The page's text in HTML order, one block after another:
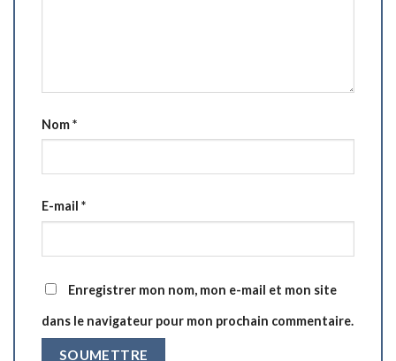
Nom*
E-mail *
Enregistrer mon nom, mon e-mail et mon site
dans le navigateur pour mon prochain commentaire.